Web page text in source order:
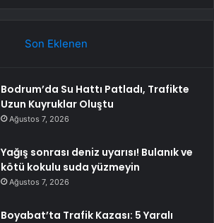
Son Eklenen
Bodrum’da Su Hattı Patladı, Trafikte
Uzun Kuyruklar Oluştu
Ağustos 7, 2026
Yağış sonrası deniz uyarısı! Bulanık ve
kötü kokulu suda yüzmeyin
Ağustos 7, 2026
Boyabat’ta Trafik Kazası: 5 Yaralı